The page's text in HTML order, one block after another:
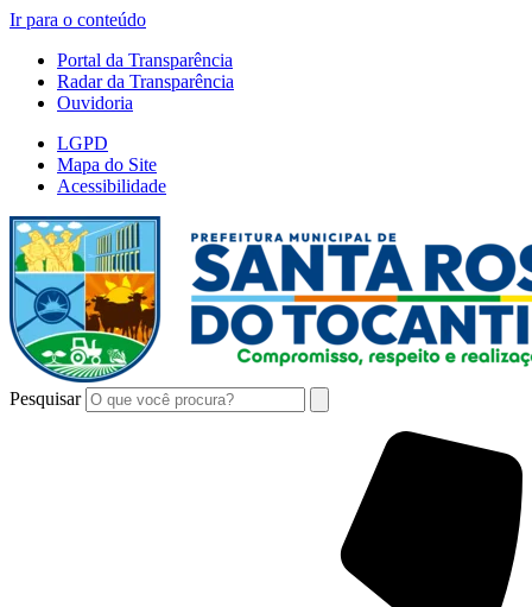
Ir para o conteúdo
Portal da Transparência
Radar da Transparência
Ouvidoria
LGPD
Mapa do Site
Acessibilidade
Pesquisar